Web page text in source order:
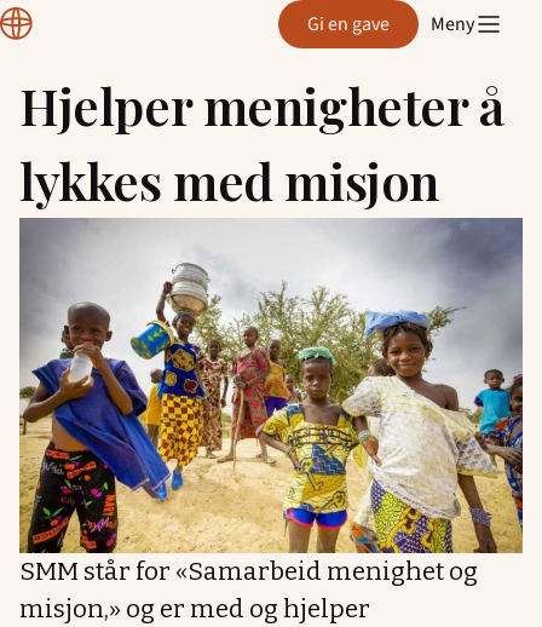
Hopp
innhold
Normisjon
Hordaland
Gi en gave Meny
Hjelper menigheter å
lykkes med misjon
SMM står for «Samarbeid menighet og
misjon,» og er med og hjelper